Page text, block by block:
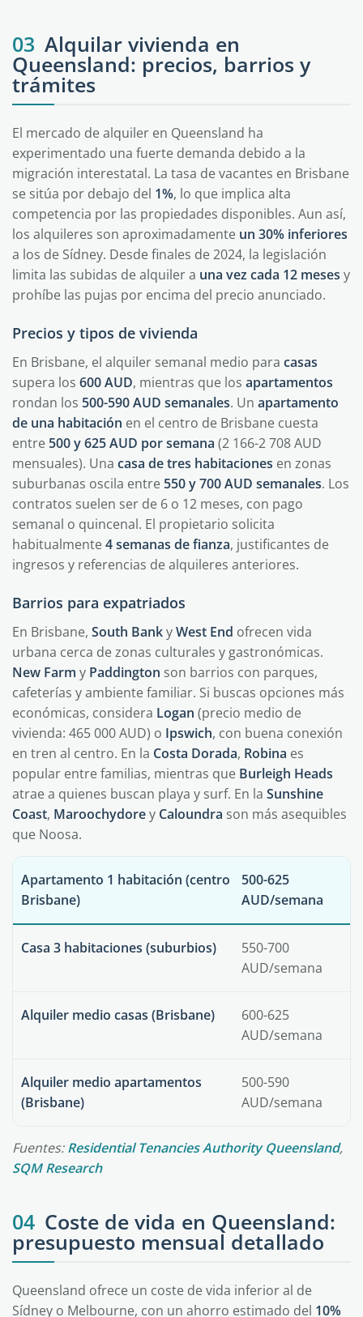
03 Alquilar vivienda en
Queensland: precios, barrios y
trámites
El mercado de alquiler en Queensland ha
experimentado una fuerte demanda debido a la
migración interestatal. La tasa de vacantes en Brisbane
se sitúa por debajo del 1%, lo que implica alta
competencia por las propiedades disponibles. Aun así,
los alquileres son aproximadamente un 30% inferiores
a los de Sídney. Desde finales de 2024, la legislación
limita las subidas de alquiler a una vez cada 12 meses y
prohíbe las pujas por encima del precio anunciado.
Precios y tipos de vivienda
En Brisbane, el alquiler semanal medio para casas
supera los 600 AUD, mientras que los apartamentos
rondan los 500-590 AUD semanales. Un apartamento
de una habitación en el centro de Brisbane cuesta
entre 500 y 625 AUD por semana (2 166-2 708 AUD
mensuales). Una casa de tres habitaciones en zonas
suburbanas oscila entre 550 y 700 AUD semanales. Los
contratos suelen ser de 6 o 12 meses, con pago
semanal o quincenal. El propietario solicita
habitualmente4 semanas de fianza, justificantes de
ingresos y referencias de alquileres anteriores.
Barrios para expatriados
En Brisbane, South BankyWest End ofrecen vida
urbana cerca de zonas culturales y gastronómicas.
New Farm y Paddington son barrios con parques,
cafeterías y ambiente familiar. Si buscas opciones más
económicas, considera Logan (precio medio de
vivienda: 465 000 AUD) o Ipswich, con buena conexión
en tren al centro. En la Costa Dorada, Robina es
popular entre familias, mientras que Burleigh Heads
atrae a quienes buscan playa y surf. En la Sunshine
Coast, Maroochydorey Caloundra son más asequibles
que Noosa.
Apartamento 1 habitación (centro
Brisbane)
500-625
AUD/semana
Casa 3 habitaciones (suburbios)
550-700
AUD/semana
Alquiler medio casas (Brisbane)
600-625
AUD/semana
Alquiler medio apartamentos
(Brisbane)
500-590
AUD/semana
Fuentes:Residential Tenancies Authority Queensland,
SQM Research
04 Coste de vida en Queensland:
presupuesto mensual detallado
Queensland ofrece un coste de vida inferior al de
Sídney o Melbourne, con un ahorro estimado del 10%